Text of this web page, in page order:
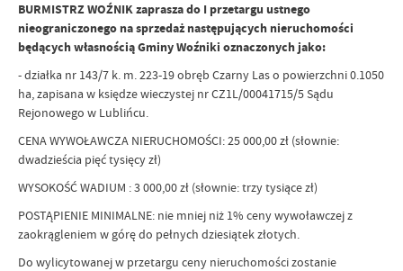
BURMISTRZ WOŹNIK zaprasza do I przetargu ustnego
nieograniczonego na sprzedaż następujących nieruchomości
będących własnością Gminy Woźniki oznaczonych jako:
- działka nr 143/7 k. m. 223-19 obręb Czarny Las o powierzchni 0.1050
ha, zapisana w księdze wieczystej nr CZ1L/00041715/5 Sądu
Rejonowego w Lublińcu.
CENA WYWOŁAWCZA NIERUCHOMOŚCI: 25 000,00 zł (słownie:
dwadzieścia pięć tysięcy zł)
WYSOKOŚĆ WADIUM : 3 000,00 zł (słownie: trzy tysiące zł)
POSTĄPIENIE MINIMALNE: nie mniej niż 1% ceny wywoławczej z
zaokrągleniem w górę do pełnych dziesiątek złotych.
Do wylicytowanej w przetargu ceny nieruchomości zostanie